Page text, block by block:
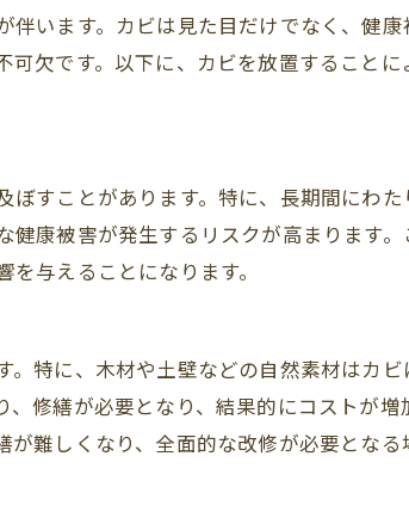
います。カビは見た目だけでなく、健
欠です。以下に、カビを放置すること
すことがあります。特に、長期間にわ
康被害が発生するリスクが高まります
与えることになります。
特に、木材や土壁などの自然素材はカ
修繕が必要となり、結果的にコストが
難しくなり、全面的な改修が必要となる